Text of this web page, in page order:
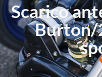
Scarico
Burton/